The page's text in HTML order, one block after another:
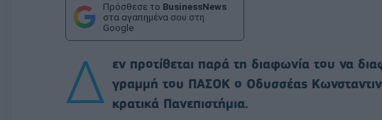
Πρόσθεσε το BusinessNews
στα αγαπημένα σου στη
Google
Δ εν προτίθεται παρά τη διαφωνία του να
γραμμή του ΠΑΣΟΚ ο Οδυσσέας
κρατικά Πανεπιστήμια.